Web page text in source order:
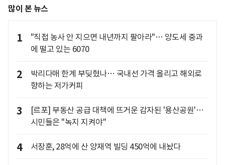
많이 본 뉴스
1
"직접 농사 안 지으면 내년까지 팔아라"… 양도세 중과
에 떨고 있는 6070
2
박리다매 한계 부딪혔나… 국내선 가격 올리고 해외로
향하는 저가커피
3
[르포] 부동산 공급 대책에 뜨거운 감자된 '용산공원'…
시민들은 "녹지 지켜야"
4 서장훈, 28억에 산 양재역 빌딩 450억에 내놨다